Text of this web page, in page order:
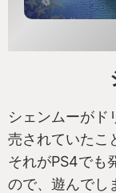
シェンムーがド
売されていたこ
それがPS4でも
ので、遊んでし